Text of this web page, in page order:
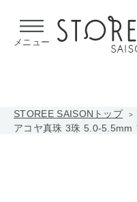
メニュー
STOREE SAISONトップ
アコヤ真珠 3珠 5.0-5.5mm